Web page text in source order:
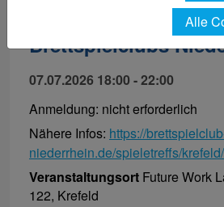
Brettspielabend des
Brettspielclubs
07.07.2026 18:00 - 22:00
Anmeldung: nicht erforderlich
Nähere Infos: https://
niederrhein.de/spieletreffs/krefeld/
Veranstaltungsort Future Work
122, Krefeld
Alle